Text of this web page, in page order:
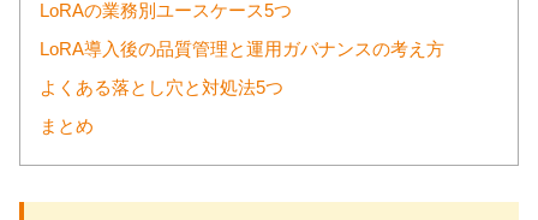
LoRAの業務別ユースケース5つ
LoRA導入後の品質管理と運用ガバナンスの考え方
よくある落とし穴と対処法5つ
まとめ